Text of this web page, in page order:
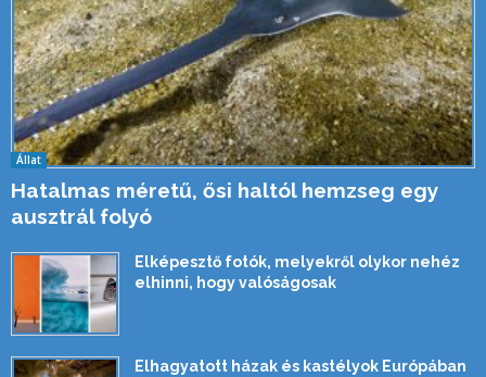
Állat
Hatalmas méretű, ősi haltól hemzseg egy
ausztrál folyó
Elképesztő fotók, melyekről olykor nehéz
elhinni, hogy valóságosak
Elhagyatott házak és kastélyok Európában